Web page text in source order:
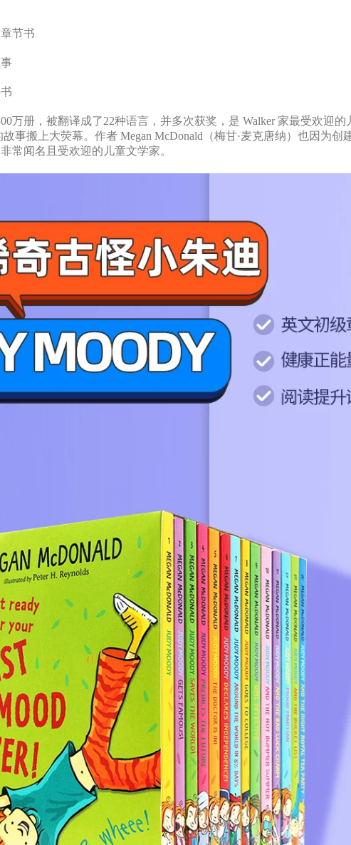
节书
万册，被翻译成了22种语言，并多次获奖，是 Walker 家最受欢迎的
事搬上大荧幕。作者 Megan McDonald（梅甘·麦克唐纳）也因为创
常闻名且受欢迎的儿童文学家。